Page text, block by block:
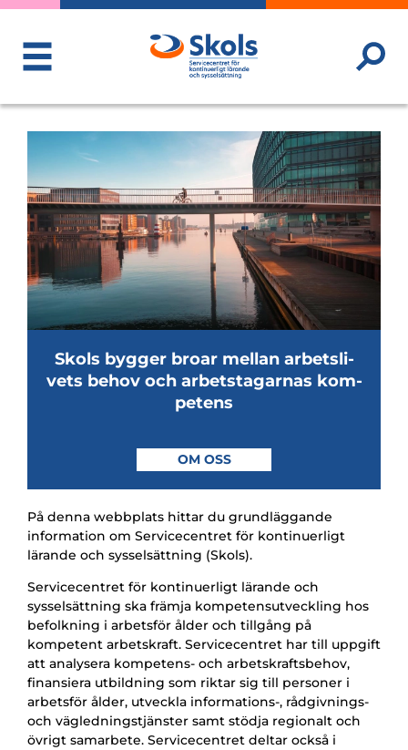
ToggleMenu
Jotpa.fi
hemsida
Skols byg­ger broar mel­lan arbets­li­
vets behov och arbets­ta­gar­nas kom­
pe­tens
OM OSS
På denna webbplats hittar du grundläggande
information om Servicecentret för kontinuerligt
lärande och sysselsättning (Skols).
Servicecentret för kontinuerligt lärande och
sysselsättning ska främja kompetensutveckling hos
befolkning i arbetsför ålder och tillgång på
kompetent arbetskraft. Servicecentret har till uppgift
att analysera kompetens- och arbetskraftsbehov,
finansiera utbildning som riktar sig till personer i
arbetsför ålder, utveckla informations-, rådgivnings-
och vägledningstjänster samt stödja regionalt och
övrigt samarbete. Servicecentret deltar också i